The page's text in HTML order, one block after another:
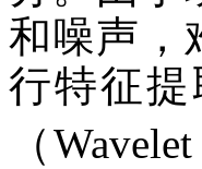
和噪声，
行特征
（